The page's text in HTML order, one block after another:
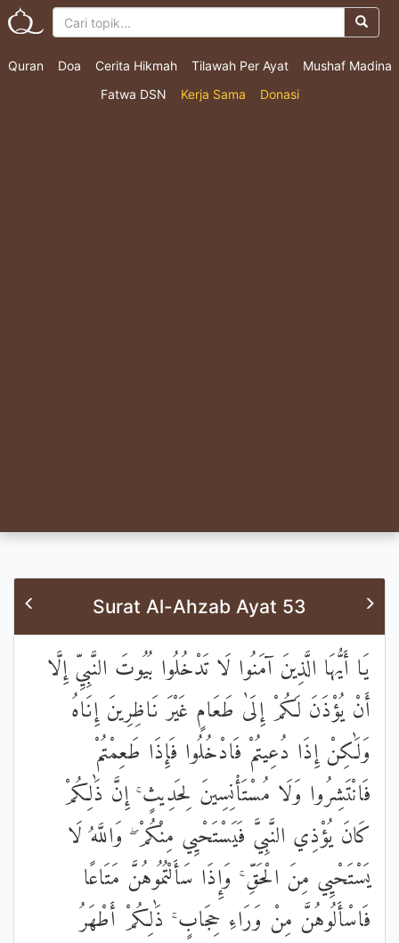
Quran Doa Cerita Hikmah Tilawah Per Ayat
Mushaf Madina
Fatwa DSN
Kerja Sama Donasi
Surat Al-Ahzab Ayat 53
يَا أَيُّهَا الَّذِينَ آمَنُوا لَا تَدْخُلُوا بُيُوتَ النَّبِيِّ إِلَّا
أَنْ يُؤْذَنَ لَكُمْ إِلَىٰ طَعَامٍ غَيْرَ نَاظِرِينَ إِنَاهُ
وَلَٰكِنْ إِذَا دُعِيتُمْ فَادْخُلُوا فَإِذَا طَعِمْتُمْ
فَانْتَشِرُوا وَلَا مُسْتَأْنِسِينَ لِحَدِيثٍ ۚ إِنَّ ذَٰلِكُمْ
كَانَ يُؤْذِي النَّبِيَّ فَيَسْتَحْيِي مِنْكُمْ ۖ وَاللَّهُ لَا
يَسْتَحْيِي مِنَ الْحَقِّ ۚ وَإِذَا سَأَلْتُمُوهُنَّ مَتَاعًا
فَاسْأَلُوهُنَّ مِنْ وَرَاءِ حِجَابٍ ۚ ذَٰلِكُمْ أَطْهَرُ